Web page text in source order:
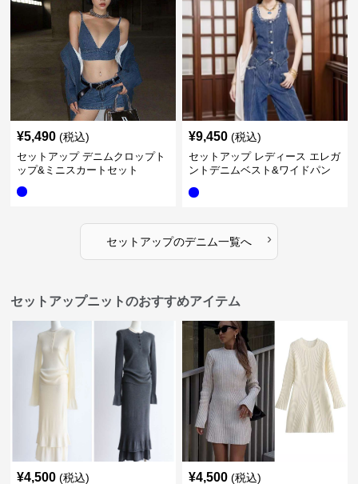
¥5,490 (税込)
セットアップ デニムクロップト
ップ&ミニスカートセット
¥9,450 (税込)
セットアップ レディース エレガ
ントデニムベスト&ワイドパン
セットアップのデニム一覧へ ›
セットアップニットのおすすめアイテム
¥4,500 (税込) ¥4,500 (税込)